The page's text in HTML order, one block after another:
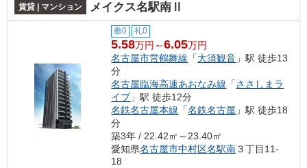
賃貸 | マンション メイクス名駅南Ⅱ
敷0 礼0
5.58万円～6.05万円
名古屋市営鶴舞線 「大須観音 」駅 徒歩13
分
名古屋臨海高速あおなみ線 「ささしまラ
イブ 」駅 徒歩12分
名鉄名古屋本線 「名鉄名古屋 」駅 徒歩18
分
築3年 / 22.42㎡～23.40㎡
愛知県名古屋市中村区名駅南３丁目11-
18